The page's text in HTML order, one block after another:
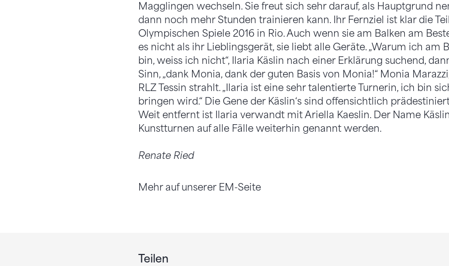
Magglingen wechseln. Sie freut sich sehr darauf, als Hauptgrund
dann noch mehr Stunden trainieren kann. Ihr Fernziel ist klar die
Olympischen Spiele 2016 in Rio. Auch wenn sie am Balken am
es nicht als ihr Lieblingsgerät, sie liebt alle Geräte. „Warum ich am
bin, weiss ich nicht“, Ilaria Käslin nach einer Erklärung suchend,
Sinn, „dank Monia, dank der guten Basis von Monia!“ Monia
RLZ Tessin strahlt. „Ilaria ist eine sehr talentierte Turnerin, ich bin
bringen wird.“ Die Gene der Käslin‘s sind offensichtlich
Weit entfernt ist Ilaria verwandt mit Ariella Kaeslin. Der Name
Kunstturnen auf alle Fälle weiterhin genannt werden.
Renate Ried
Mehr auf unserer EM-Seite
Teilen